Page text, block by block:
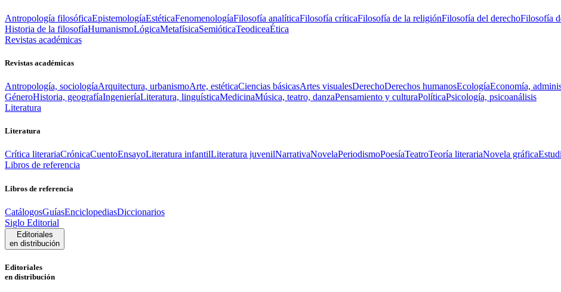
Antropología filosóficaEpistemologíaEstéticaFenomenologíaFilosofía analíticaFilosofía críticaFilosofía de la religiónFilosofía del derechoFilosofía
Historia de la filosofíaHumanismoLógicaMetafísicaSemióticaTeodiceaÉtica
Revistas académicas
Revistas académicas
Antropología, sociologíaArquitectura, urbanismoArte, estéticaCiencias básicasArtes visualesDerechoDerechos humanosEcologíaEconomía,
GéneroHistoria, geografíaIngenieríaLiteratura, linguísticaMedicinaMúsica, teatro, danzaPensamiento y culturaPolíticaPsicología, psicoanálisis
Literatura
Literatura
Crítica literariaCrónicaCuentoEnsayoLiteratura infantilLiteratura juvenilNarrativaNovelaPeriodismoPoesíaTeatroTeoría literariaNovela gráfica
Libros de referencia
Libros de referencia
CatálogosGuíasEnciclopediasDiccionarios
Siglo Editorial
Editoriales
en distribución
Editoriales
en distribución